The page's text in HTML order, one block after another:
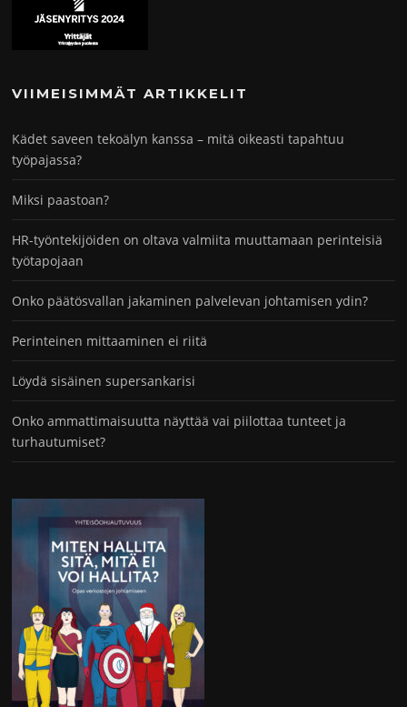
VIIMEISIMMÄT ARTIKKELIT
Kädet saveen tekoälyn kanssa – mitä oikeasti tapahtuu
työpajassa?
Miksi paastoan?
HR-työntekijöiden on oltava valmiita muuttamaan perinteisiä
työtapojaan
Onko päätösvallan jakaminen palvelevan johtamisen ydin?
Perinteinen mittaaminen ei riitä
Löydä sisäinen supersankarisi
Onko ammattimaisuutta näyttää vai piilottaa tunteet ja
turhautumiset?